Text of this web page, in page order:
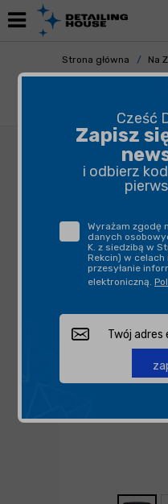
Strona główna Na
Cześć
Zapisz
i odbierz
Wyrażam zgodę
danych
K. z siedzibą w
Rekcin) w
przesyłanie
elektroniczną.